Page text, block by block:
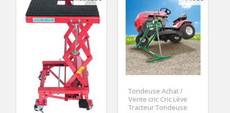
Tondeuse Achat /
Vente cric Cric Lève
Tracteur Tondeuse